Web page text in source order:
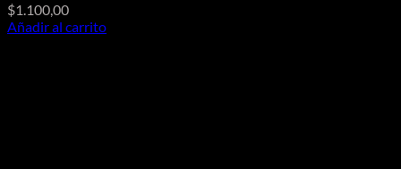
$1.100,00
Añadir al carrito